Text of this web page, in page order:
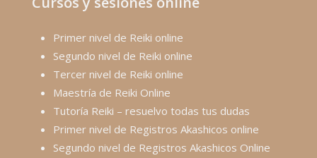
Primer nivel de Reiki online
Segundo nivel de Reiki online
Tercer nivel de Reiki online
Maestría de Reiki Online
Tutoría Reiki – resuelvo todas tus dudas
Primer nivel de Registros Akashicos online
Segundo nivel de Registros Akashicos Online